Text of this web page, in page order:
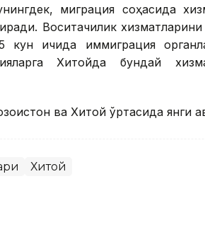
миграция соҳасида
Воситачилик
кун ичида иммиграция
Хитойда бундай
ва Хитой ўртасида янги
Хитой